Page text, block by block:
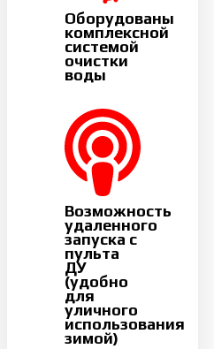
Оборудованы
комплексной
системой
очистки
воды
Возможность
удаленного
запуска с
пульта
ДУ
(удобно
для
уличного
использования
зимой)